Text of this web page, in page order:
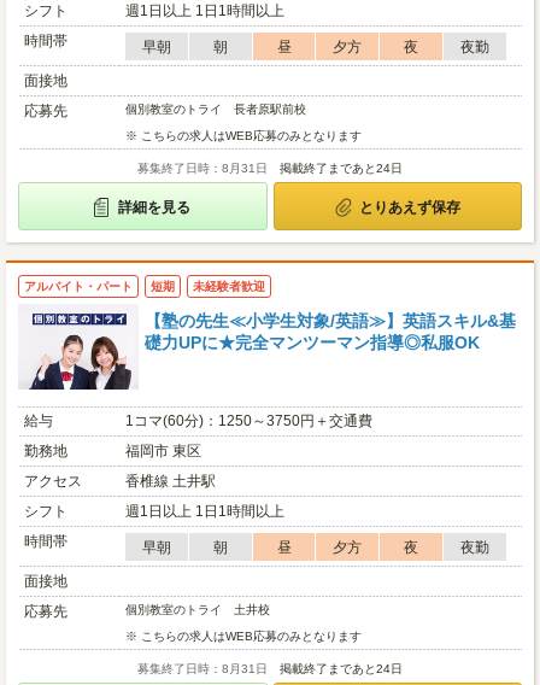
シフト
週1日以上 1日1時間以上
時間帯
早朝 朝 昼 夕方 夜
夜勤
面接地
応募先
個別教室のトライ 長者原駅前校
※ こちらの求人はWEB応募のみとなります
募集終了日時：8月31日 掲載終了まであと24日
詳細を見る とりあえず保存
アルバイト・パート 短期 未経験者歓迎
【塾の先生≪小学生対象/英語≫】英語スキル&基
礎力UPに★完全マンツーマン指導◎私服OK
給与
1コマ(60分)：1250～3750円＋交通費
勤務地
福岡市 東区
アクセス
香椎線 土井駅
シフト
週1日以上 1日1時間以上
時間帯
早朝 朝 昼 夕方 夜
夜勤
面接地
応募先
個別教室のトライ 土井校
※ こちらの求人はWEB応募のみとなります
募集終了日時：8月31日 掲載終了まであと24日